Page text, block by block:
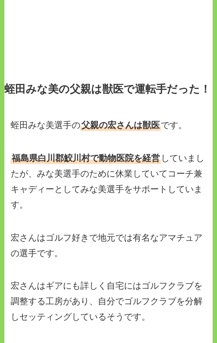
蛭田みな美の父親は獣医で運転手だった！
蛭田みな美選手の父親の宏さんは獣医です。
福島県白川郡鮫川村で動物医院を経営 していまし
たが、みな美選手のために休業していてコーチ兼
キャディーとしてみな美選手をサポートしていま
す。
宏さんはゴルフ好きで地元では有名なアマチュア
の選手です。
宏さんはギアにも詳しく自宅にはゴルフクラブを
調整する工房があり、自分でゴルフクラブを分解
しセッティングしているそうです。